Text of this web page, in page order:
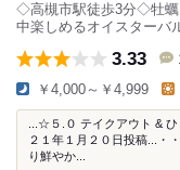
◇高槻市駅徒歩3分◇牡蠣
中楽しめるオイスターバ
3.33
￥4,000～￥4,999
...☆５.０ テイクアウト &
２１年１月２０日投稿...・
り鮮やか...